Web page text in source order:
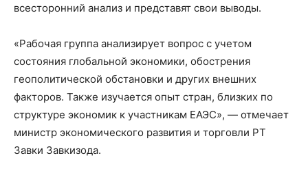
всесторонний анализ и представят свои выводы.
«Рабочая группа анализирует вопрос с учетом
состояния глобальной экономики, обострения
геополитической обстановки и других внешних
факторов. Также изучается опыт стран, близких по
структуре экономик к участникам ЕАЭС», — отмечает
министр экономического развития и торговли РТ
Завки Завкизода.